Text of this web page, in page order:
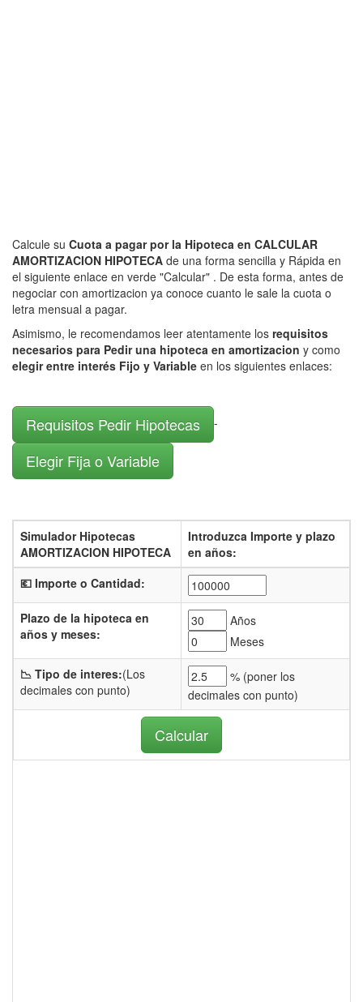
Calcule su Cuota a pagar por la Hipoteca en CALCULAR
AMORTIZACION HIPOTECA de una forma sencilla y Rápida en
el siguiente enlace en verde "Calcular" . De esta forma, antes de
negociar con amortizacion ya conoce cuanto le sale la cuota o
letra mensual a pagar.
Asimismo, le recomendamos leer atentamente los requisitos
necesarios para Pedir una hipoteca en amortizacion y como
elegir entre interés Fijo y Variable en los siguientes enlaces:
Requisitos Pedir Hipotecas -
Elegir Fija o Variable
Simulador Hipotecas
AMORTIZACION HIPOTECA
Introduzca Importe y plazo
en años:
💶 Importe o Cantidad:
Plazo de la hipoteca en
años y meses:
Años
Meses
📉 Tipo de interes:(Los
decimales con punto)
% (poner los
decimales con punto)